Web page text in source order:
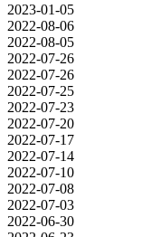
2023-01-05
2022-08-06
2022-08-05
2022-07-26
2022-07-26
2022-07-25
2022-07-23
2022-07-20
2022-07-17
2022-07-14
2022-07-10
2022-07-08
2022-07-03
2022-06-30